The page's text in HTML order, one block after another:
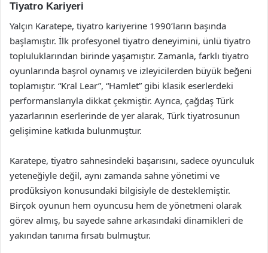
Tiyatro Kariyeri
Yalçın Karatepe, tiyatro kariyerine 1990’ların başında
başlamıştır. İlk profesyonel tiyatro deneyimini, ünlü tiyatro
topluluklarından birinde yaşamıştır. Zamanla, farklı tiyatro
oyunlarında başrol oynamış ve izleyicilerden büyük beğeni
toplamıştır. “Kral Lear”, “Hamlet” gibi klasik eserlerdeki
performanslarıyla dikkat çekmiştir. Ayrıca, çağdaş Türk
yazarlarının eserlerinde de yer alarak, Türk tiyatrosunun
gelişimine katkıda bulunmuştur.
Karatepe, tiyatro sahnesindeki başarısını, sadece oyunculuk
yeteneğiyle değil, aynı zamanda sahne yönetimi ve
prodüksiyon konusundaki bilgisiyle de desteklemiştir.
Birçok oyunun hem oyuncusu hem de yönetmeni olarak
görev almış, bu sayede sahne arkasındaki dinamikleri de
yakından tanıma fırsatı bulmuştur.